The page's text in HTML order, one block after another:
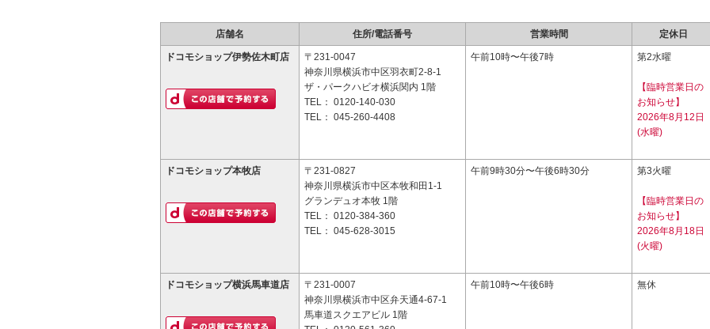
店舗名 住所/電話番号 営業時間 定休日
ドコモショップ伊勢佐木町店
〒231-0047
神奈川県横浜市中区羽衣町2-8-1
ザ・パークハビオ横浜関内 1階
TEL： 0120-140-030
TEL： 045-260-4408
午前10時〜午後7時 第2水曜
【臨時営業日の
お知らせ】
2026年8月12日
(水曜)
ドコモショップ本牧店
〒231-0827
神奈川県横浜市中区本牧和田1-1
グランデュオ本牧 1階
TEL： 0120-384-360
TEL： 045-628-3015
午前9時30分〜午後6時30分 第3火曜
【臨時営業日の
お知らせ】
2026年8月18日
(火曜)
ドコモショップ横浜馬車道店
〒231-0007
神奈川県横浜市中区弁天通4-67-1
馬車道スクエアビル 1階
午前10時〜午後6時 無休